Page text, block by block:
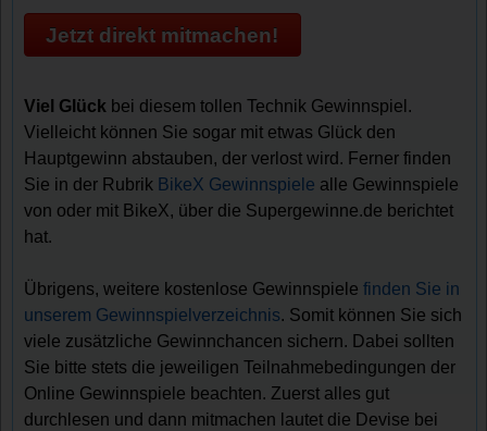
Jetzt direkt mitmachen!
Viel Glück bei diesem tollen Technik Gewinnspiel.
Vielleicht können Sie sogar mit etwas Glück den
Hauptgewinn abstauben, der verlost wird. Ferner finden
Sie in der Rubrik BikeX Gewinnspiele alle Gewinnspiele
von oder mit BikeX, über die Supergewinne.de berichtet
hat.
Übrigens, weitere kostenlose Gewinnspielefinden Sie in
unserem Gewinnspielverzeichnis. Somit können Sie sich
viele zusätzliche Gewinnchancen sichern. Dabei sollten
Sie bitte stets die jeweiligen Teilnahmebedingungen der
Online Gewinnspiele beachten. Zuerst alles gut
durchlesen und dann mitmachen lautet die Devise bei